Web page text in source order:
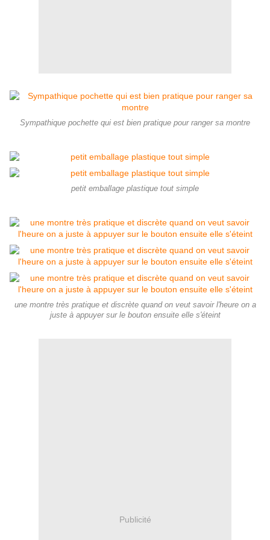
Sympathique pochette qui est bien pratique pour ranger sa montre
petit emballage plastique tout simple
une montre très pratique et discrète quand on veut savoir l'heure on a
juste à appuyer sur le bouton ensuite elle s'éteint
Publicité